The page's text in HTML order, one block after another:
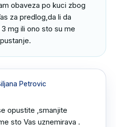
obaveza po kuci zbog
za predlog,da li da
mg ili ono sto su me
Petrovic
opustite ,smanjite
sto Vas uznemirava .